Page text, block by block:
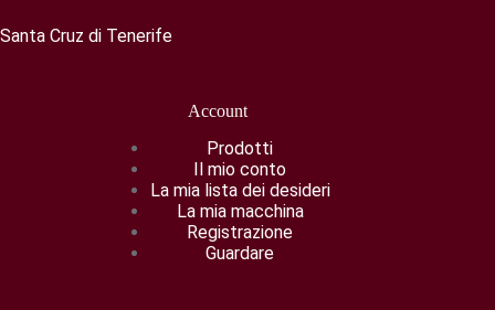
Santa Cruz di Tenerife
Account
Prodotti
Il mio conto
La mia lista dei desideri
La mia macchina
Registrazione
Guardare